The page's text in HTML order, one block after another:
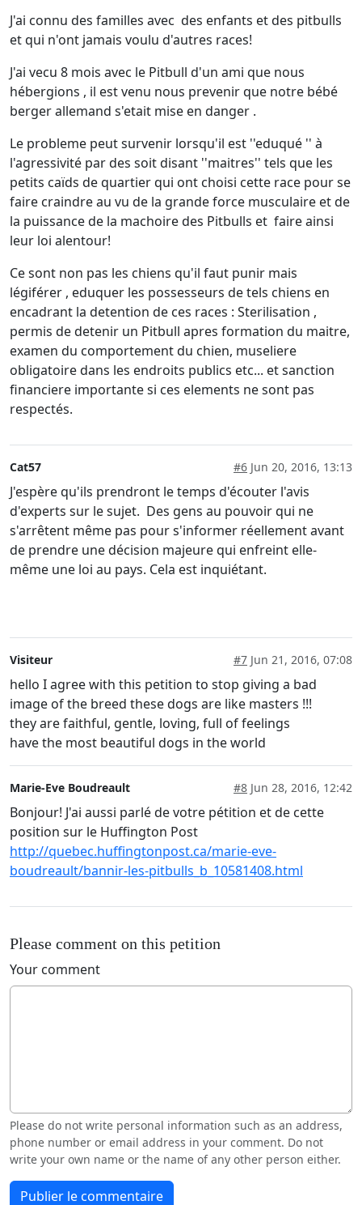
J'ai connu des familles avec des enfants et des pitbulls
et qui n'ont jamais voulu d'autres races!
J'ai vecu 8 mois avec le Pitbull d'un ami que nous
hébergions , il est venu nous prevenir que notre bébé
berger allemand s'etait mise en danger .
Le probleme peut survenir lorsqu'il est ''eduqué '' à
l'agressivité par des soit disant ''maitres'' tels que les
petits caïds de quartier qui ont choisi cette race pour se
faire craindre au vu de la grande force musculaire et de
la puissance de la machoire des Pitbulls et faire ainsi
leur loi alentour!
Ce sont non pas les chiens qu'il faut punir mais
légiférer , eduquer les possesseurs de tels chiens en
encadrant la detention de ces races : Sterilisation ,
permis de detenir un Pitbull apres formation du maitre,
examen du comportement du chien, museliere
obligatoire dans les endroits publics etc... et sanction
financiere importante si ces elements ne sont pas
respectés.
Cat57 #6 Jun 20, 2016, 13:13
J'espère qu'ils prendront le temps d'écouter l'avis
d'experts sur le sujet. Des gens au pouvoir qui ne
s'arrêtent même pas pour s'informer réellement avant
de prendre une décision majeure qui enfreint elle-
même une loi au pays. Cela est inquiétant.
Visiteur #7 Jun 21, 2016, 07:08
hello I agree with this petition to stop giving a bad
image of the breed these dogs are like masters !!!
they are faithful, gentle, loving, full of feelings
have the most beautiful dogs in the world
Marie-Eve Boudreault #8 Jun 28, 2016, 12:42
Bonjour! J'ai aussi parlé de votre pétition et de cette
position sur le Huffington Post
http://quebec.huffingtonpost.ca/marie-eve-
boudreault/bannir-les-pitbulls_b_10581408.html
Please comment on this petition
Your comment
Please do not write personal information such as an address,
phone number or email address in your comment. Do not
write your own name or the name of any other person either.
Publier le commentaire